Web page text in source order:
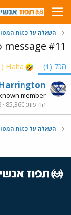
#11
הכל (1)
Haha
(1)
Harrington
member
הודעות 85,360